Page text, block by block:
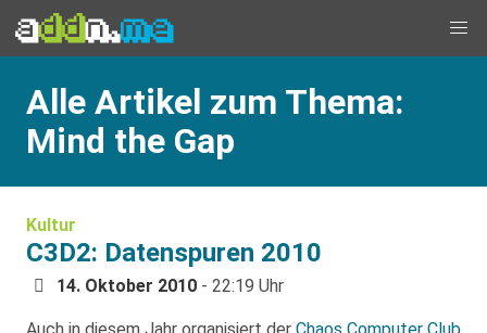
Alle Artikel zum Thema:
Mind the Gap
Kultur
C3D2: Datenspuren 2010
14. Oktober 2010 - 22:19 Uhr